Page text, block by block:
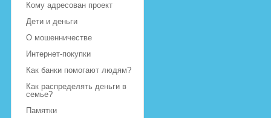
Кому адресован проект
Дети и деньги
О мошенничестве
Интернет-покупки
Как банки помогают людям?
Как распределять деньги в
семье?
Памятки